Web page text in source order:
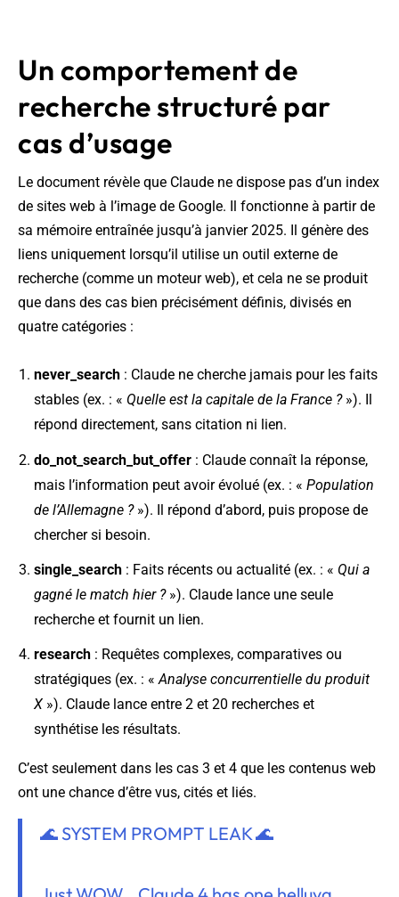
Un comportement de
recherche structuré par
cas d’usage
Le document révèle que Claude ne dispose pas d’un index
de sites web à l’image de Google. Il fonctionne à partir de
sa mémoire entraînée jusqu’à janvier 2025. Il génère des
liens uniquement lorsqu’il utilise un outil externe de
recherche (comme un moteur web), et cela ne se produit
que dans des cas bien précisément définis, divisés en
quatre catégories :
never_search : Claude ne cherche jamais pour les faits
stables (ex. : « Quelle est la capitale de la France ? »). Il
répond directement, sans citation ni lien.
do_not_search_but_offer : Claude connaît la réponse,
mais l’information peut avoir évolué (ex. : «Population
de l’Allemagne ?»). Il répond d’abord, puis propose de
chercher si besoin.
single_search : Faits récents ou actualité (ex. : « Qui a
gagné le match hier ?»). Claude lance une seule
recherche et fournit un lien.
research : Requêtes complexes, comparatives ou
stratégiques (ex. : «Analyse concurrentielle du produit
X »). Claude lance entre 2 et 20 recherches et
synthétise les résultats.
C’est seulement dans les cas 3 et 4 que les contenus web
ont une chance d’être vus, cités et liés.
🌊 SYSTEM PROMPT LEAK 🌊